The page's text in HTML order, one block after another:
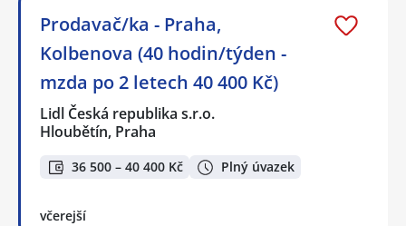
Prodavač/ka - Praha,
Kolbenova (40 hodin/týden -
mzda po 2 letech 40 400 Kč)
Lidl Česká republika s.r.o.
Hloubětín, Praha
36 500 – 40 400 Kč Plný úvazek
včerejší